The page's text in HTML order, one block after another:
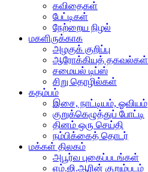
கவிதைகள்
பேட்டிகள்
நேற்றைய நிழல்
மகளிருக்காக
அழகுக் குறிப்பு
ஆரோக்கியத் தகவல்கள்
சமையல் டிப்ஸ்
சிறு தொழில்கள்
கதம்பம்
இசை, நாட்டியம், ஓவியம்
குறுக்கெழுத்துப் போட்டி
தினம் ஒரு செய்தி
நம்பிக்கைத் தொடர்
மக்கள் திலகம்
அபூர்வ புகைப்படங்கள்
எம்.ஜி.ஆரின் குறும்படம்